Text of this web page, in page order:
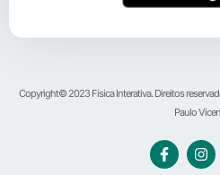
Copyright© 2023 Física Interativa. Direitos
Paulo